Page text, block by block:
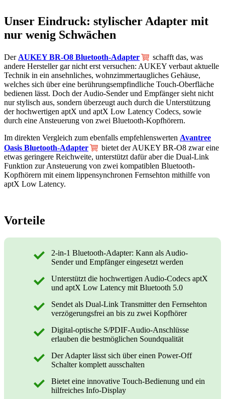
Unser Eindruck: stylischer Adapter mit
nur wenig Schwächen
Der AUKEY BR-O8 Bluetooth-Adapter
schafft das, was
andere Hersteller gar nicht erst versuchen: AUKEY verbaut aktuelle
Technik in ein ansehnliches, wohnzimmertaugliches Gehäuse,
welches sich über eine berührungsempfindliche Touch-Oberfläche
bedienen lässt. Doch der Audio-Sender und Empfänger sieht nicht
nur stylisch aus, sondern überzeugt auch durch die Unterstützung
der hochwertigen aptX und aptX Low Latency Codecs, sowie
durch eine Ansteuerung von zwei Bluetooth-Kopfhörern.
Im direkten Vergleich zum ebenfalls empfehlenswerten Avantree
Oasis Bluetooth-Adapter
bietet der AUKEY BR-O8 zwar eine
etwas geringere Reichweite, unterstützt dafür aber die Dual-Link
Funktion zur Ansteuerung von zwei kompatiblen Bluetooth-
Kopfhörern mit einem lippensynchronen Fernsehton mithilfe von
aptX Low Latency.
Vorteile
2-in-1 Bluetooth-Adapter: Kann als Audio-
Sender und Empfänger eingesetzt werden
Unterstützt die hochwertigen Audio-Codecs aptX
und aptX Low Latency mit Bluetooth 5.0
Sendet als Dual-Link Transmitter den Fernsehton
verzögerungsfrei an bis zu zwei Kopfhörer
Digital-optische S/PDIF-Audio-Anschlüsse
erlauben die bestmöglichen Soundqualität
Der Adapter lässt sich über einen Power-Off
Schalter komplett ausschalten
Bietet eine innovative Touch-Bedienung und ein
hilfreiches Info-Display